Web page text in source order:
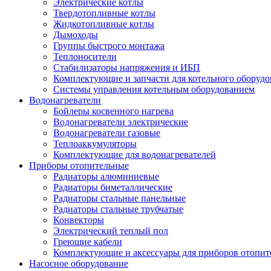
Твердотопливные котлы
Жидкотопливные котлы
Дымоходы
Группы быстрого монтажа
Теплоносители
Стабилизаторы напряжения и ИБП
Комплектующие и запчасти для котельного
Системы управления котельным оборудованием
Водонагреватели
Бойлеры косвенного нагрева
Водонагреватели электрические
Водонагреватели газовые
Теплоаккумуляторы
Комплектующие для водонагревателей
Приборы отопительные
Радиаторы алюминиевые
Радиаторы биметаллические
Радиаторы стальные панельные
Радиаторы стальные трубчатые
Конвекторы
Электрический теплый пол
Греющие кабели
Комплектующие и аксессуары для приборов
Насосное оборудование